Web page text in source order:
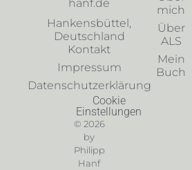
hanf.de
Hankensbüttel,
Deutschland
Kontakt
Impressum
Datenschutzerklärung
Cookie
Einstellungen
© 2026
by
Philipp
Hanf
mich
Über
ALS
Mein
Buch